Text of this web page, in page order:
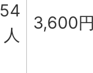
54
人
3,600